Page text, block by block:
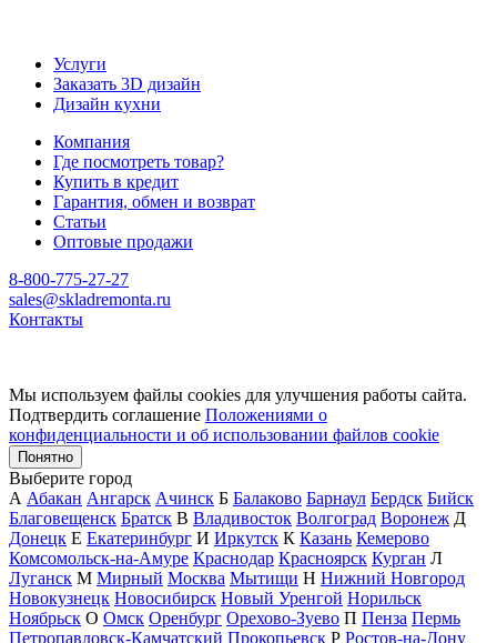
Услуги
Заказать 3D дизайн
Дизайн кухни
Компания
Где посмотреть товар?
Купить в кредит
Гарантия, обмен и возврат
Статьи
Оптовые продажи
8-800-775-27-27
sales@skladremonta.ru
Контакты
Мы используем файлы cookies для улучшения работы сайта.
Подтвердить соглашение Положениями о
конфиденциальности и об использовании файлов cookie
Понятно
Выберите город
А Абакан Ангарск Ачинск Б Балаково Барнаул Бердск Бийск
Благовещенск Братск В Владивосток Волгоград Воронеж Д
Донецк Е Екатеринбург И Иркутск К Казань Кемерово
Комсомольск-на-Амуре Краснодар Красноярск Курган Л
Луганск М Мирный Москва Мытищи Н Нижний Новгород
Новокузнецк Новосибирск Новый Уренгой Норильск
Ноябрьск О Омск Оренбург Орехово-Зуево П Пенза Пермь
Петропавловск-Камчатский Прокопьевск Р Ростов-на-Дону